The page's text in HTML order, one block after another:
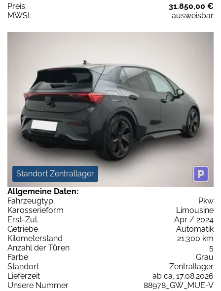
Preis:
31.850,00 €
MWSt:
ausweisbar
Standort Zentrallager
Allgemeine Daten:
Fahrzeugtyp
Pkw
Karosserieform
Limousine
Erst-Zul.
Apr / 2024
Getriebe
Automatik
Kilometerstand
21.300 km
Anzahl der Türen
5
Farbe
Grau
Standort
Zentrallager
Lieferzeit
ab ca. 17.08.2026
Unsere Nummer
88978_GW_MUE-V